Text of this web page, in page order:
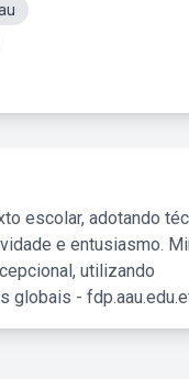
escolar, adotando
e entusiasmo.
utilizando
globais -